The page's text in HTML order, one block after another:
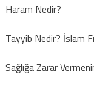
Haram Nedir?
Tayyib Nedir? İslam
Sağlığa Zarar